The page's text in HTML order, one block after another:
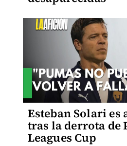
Esteban Solari
tras la derrota de
Leagues Cup